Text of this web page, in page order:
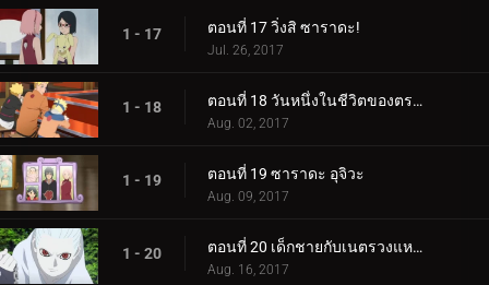
1 - 17 ตอนที่ 17 วิ่งสิ ซาราดะ!
Jul. 26, 2017
1 - 18 ตอนที่ 18 วันหนึ่งในชีวิตของตระกูลอุซึมากิ
Aug. 02, 2017
1 - 19 ตอนที่ 19 ซาราดะ อุจิวะ
Aug. 09, 2017
1 - 20 ตอนที่ 20 เด็กชายกับเนตรวงแหวน
Aug. 16, 2017